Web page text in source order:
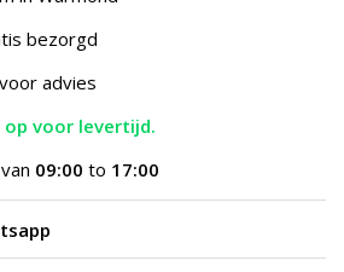
bezorgd
advies
voor levertijd.
09:00 to 17:00